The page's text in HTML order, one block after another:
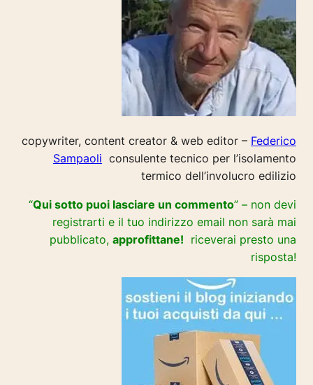
copywriter, content creator & web editor – Federico
Sampaoli consulente tecnico per l’isolamento
termico dell’involucro edilizio
“Qui sotto puoi lasciare un commento” – non devi
registrarti e il tuo indirizzo email non sarà mai
pubblicato, approfittane! riceverai presto una
risposta!